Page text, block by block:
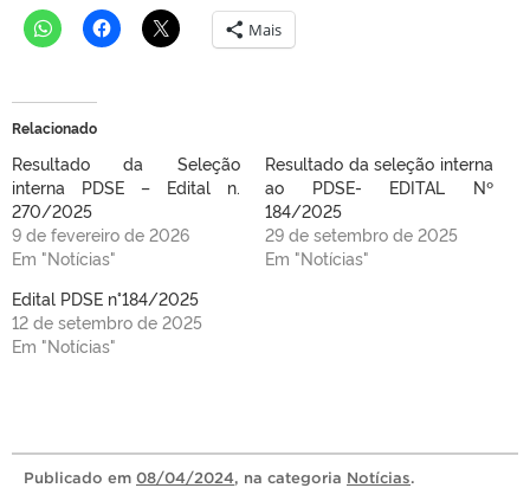
Mais
Relacionado
Resultado da Seleção
interna PDSE – Edital n.
270/2025
9 de fevereiro de 2026
Em "Notícias"
Resultado da seleção interna
ao PDSE- EDITAL Nº
184/2025
29 de setembro de 2025
Em "Notícias"
Edital PDSE n°184/2025
12 de setembro de 2025
Em "Notícias"
Publicado em 08/04/2024, na categoria Notícias.